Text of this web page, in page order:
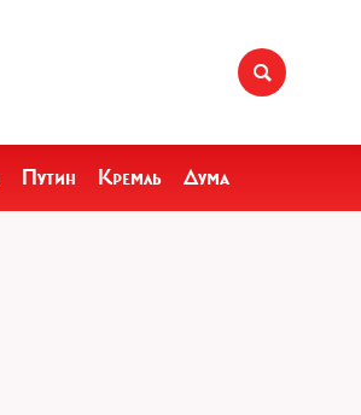
Путин Кремль Дума